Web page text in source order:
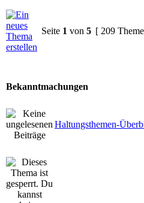
Seite 1 von 5 [ 209
Bekanntmachungen
Haltungsthemen-